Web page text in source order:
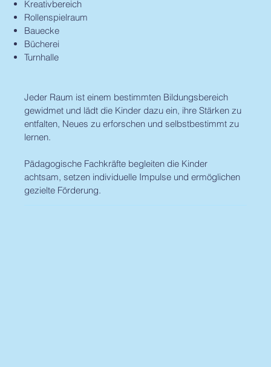
Kreativbereich
Rollenspielraum
Bauecke
Bücherei
Turnhalle
Jeder Raum ist einem bestimmten Bildungsbereich
gewidmet und lädt die Kinder dazu ein, ihre Stärken zu
entfalten, Neues zu erforschen und selbstbestimmt zu
lernen.
Pädagogische Fachkräfte begleiten die Kinder
achtsam, setzen individuelle Impulse und ermöglichen
gezielte Förderung.